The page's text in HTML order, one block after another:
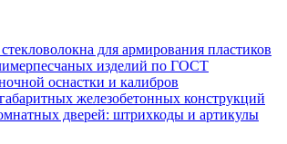
для армирования пластиков
изделий по ГОСТ
оснастки и калибров
железобетонных конструкций
дверей: штрихкоды и артикулы